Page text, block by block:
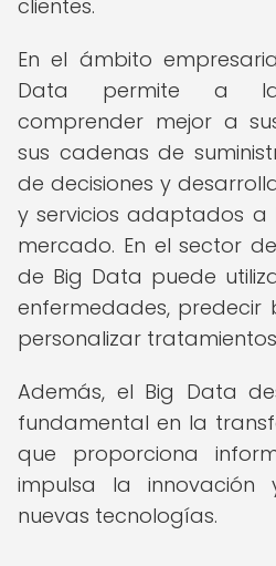
clientes.
En el ámbito
Data permite a las
comprender mejor a
sus cadenas de
de decisiones y
y servicios adaptados a
mercado. En el sector
de Big Data puede
enfermedades, predecir
personalizar
Además, el Big Data
fundamental en la
que proporciona
impulsa la
nuevas tecnologías.